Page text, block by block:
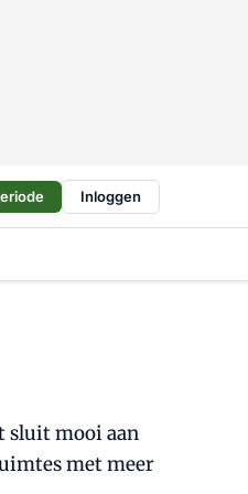
Inloggen
sluit mooi aan
met meer